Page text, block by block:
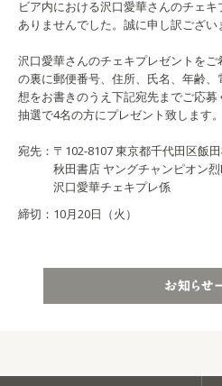
ビア内における沢口愛華さんのチェ
ありませんでした。誠に申し訳ござい
沢口愛華さんのチェキプレゼントを
の裏に郵便番号、住所、氏名、年齢
想をお書きのうえ下記宛先までご応募
抽選で4名の方にプレゼント致します。
宛先：〒102-8107 東京都千代田区飯
秋田書店 ヤングチャンピオン烈
沢口愛華チェキプレ係
締切：10月20日（火）